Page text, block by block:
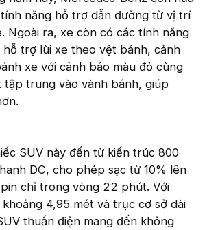
năng hỗ trợ dẫn đường từ vị trí
Ngoài ra, xe còn có các tính năng
trợ lùi xe theo vệt bánh, cảnh
xe với cảnh báo màu đỏ cùng
tập trung vào vành bánh, giúp
SUV này đến từ kiến trúc 800
DC, cho phép sạc từ 10% lên
chỉ trong vòng 22 phút. Với
4,95 mét và trục cơ sở dài
thuần điện mang đến không